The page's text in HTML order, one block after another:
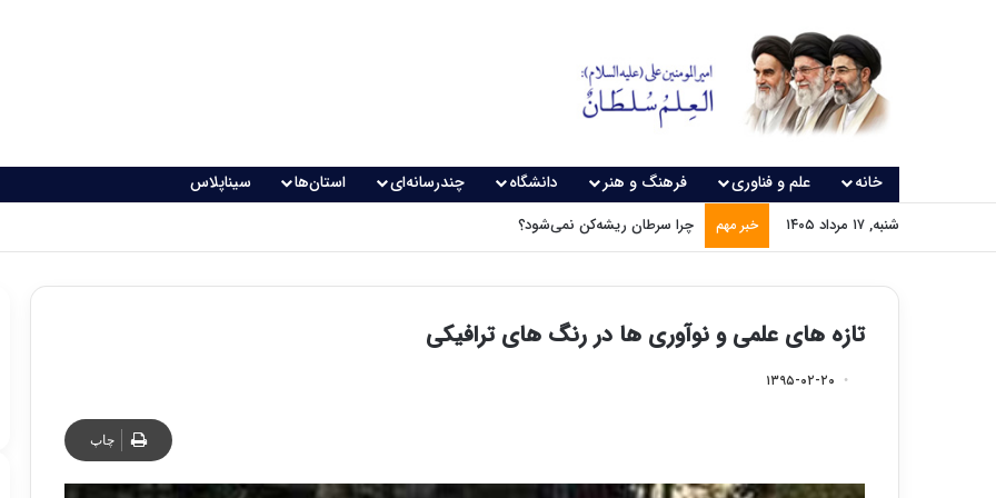
خانه علم و فناوری فرهنگ و هنر دانشگاه چندرسانه‌ای استان‌ها سیناپلاس
شنبه, ۱۷ مرداد ۱۴۰۵ خبر مهم چرا سرطان ریشه‌کن نمی‌شود؟
تازه های علمی و نوآوری ها در رنگ های ترافیکی
۱۳۹۵-۰۲-۲۰
چاپ